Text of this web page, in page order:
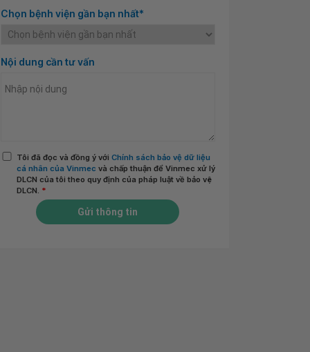
Chọn bệnh viện gần bạn nhất*
Nội dung cần tư vấn
Tôi đã đọc và đồng ý với Chính sách bảo vệ dữ liệu
cá nhân của Vinmec và chấp thuận để Vinmec xử lý
DLCN của tôi theo quy định của pháp luật về bảo vệ
DLCN. *
Gửi thông tin